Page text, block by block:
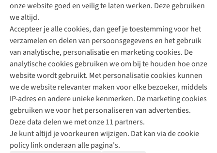
onze website goed en veilig te laten werken. Deze gebruiken
we altijd.
Accepteer je alle cookies, dan geef je toestemming voor het
verzamelen en delen van persoonsgegevens en het gebruik
van analytische, personalisatie en marketing cookies. De
analytische cookies gebruiken we om bij te houden hoe onze
website wordt gebruikt. Met personalisatie cookies kunnen
we de website relevanter maken voor elke bezoeker, middels
IP-adres en andere unieke kenmerken. De marketing cookies
gebruiken we voor het personaliseren van advertenties.
Deze data delen we met onze 11 partners.
Je kunt altijd je voorkeuren wijzigen. Dat kan via de cookie
policy link onderaan alle pagina's.
Direct advies van een Buitenexpert
+31 (0)85 888 50 88
+31 6 12 28 49 80
Contactformulier